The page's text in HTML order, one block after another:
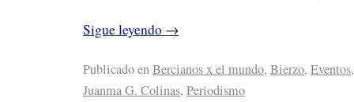
Sigue leyendo →
Publicado enBercianos x el mundo, Bierzo, Eventos,
Juanma G. Colinas, Periodismo